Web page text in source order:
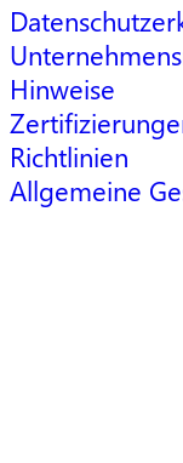
Hinweise
Richtlinien
Allgemeine